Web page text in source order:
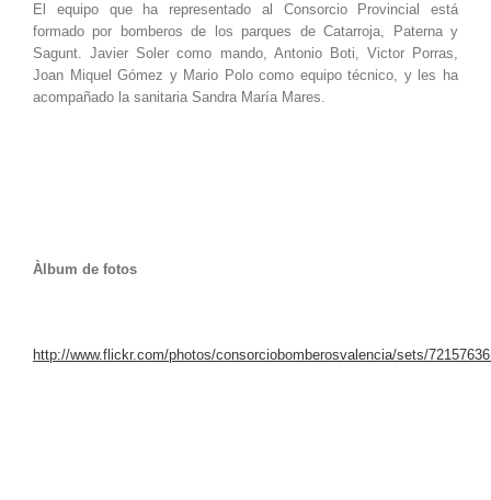
El equipo que ha representado al Consorcio Provincial está
formado por bomberos de los parques de Catarroja, Paterna y
Sagunt. Javier Soler como mando, Antonio Boti, Victor Porras,
Joan Miquel Gómez y Mario Polo como equipo técnico, y les ha
acompañado la sanitaria Sandra María Mares.
Àlbum de fotos
http://www.flickr.com/photos/consorciobomberosvalencia/sets/